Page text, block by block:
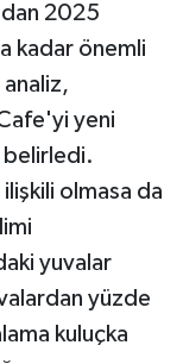
2025
kadar önemli
yeni
belirledi.
ilişkili olmasa da
yuvalar
yüzde
kuluçka